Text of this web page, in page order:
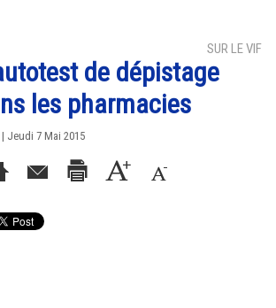
SUR LE VIF
de dépistage
les pharmacies
Jeudi 7 Mai 2015